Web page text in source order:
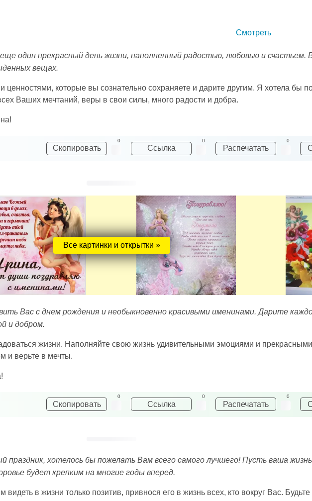
Смотреть
один прекрасный день жизни, наполненный радостью, любовью и счастьем.
вещах.
которые вы сознательно сохраняете и дарите другим. Я хотела бы
Ваших мечтаний, веры в свои силы, много радости и добра.
Скопировать
0
Ссылка
0
Распечатать
0
Все картинки и открытки »
Вас с днем рождения и необыкновенно красивыми именинами. Дарите
и добром.
жизни. Наполняйте свою жизнь удивительными эмоциями и
и верьте в мечты.
Скопировать
0
Ссылка
0
Распечатать
0
праздник, хотелось бы пожелать Вам всего самого лучшего! Пусть ваша
будет крепким на многие годы вперед.
в жизни только позитив, привнося его в жизнь всех, кто вокруг Вас.